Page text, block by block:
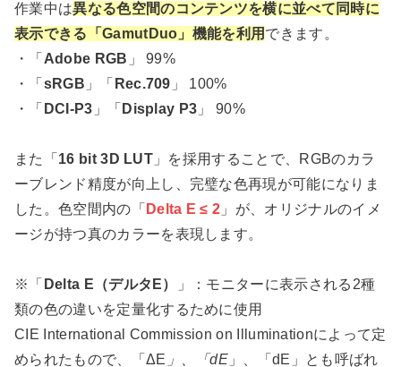
作業中は異なる色空間のコンテンツを横に並べて同時に
表示できる「GamutDuo」機能を利用 できます。
・「 Adobe RGB 」 99%
・「 sRGB 」「 Rec.709 」 100%
・「 DCI-P3 」「 Display P3 」 90%
また「 16 bit 3D LUT 」を採用することで、RGBのカラ
ーブレンド精度が向上し、完璧な色再現が可能になりま
した。色空間内の「 Delta E ≤ 2 」が、オリジナルのイメ
ージが持つ真のカラーを表現します。
※「 Delta E（デルタE）
」：モニターに表示される2種
類の色の違いを定量化するために使用
CIE International Commission on Illuminationによって定
められたもので、「ΔE 」、「dE 」、「dE」とも呼ばれ